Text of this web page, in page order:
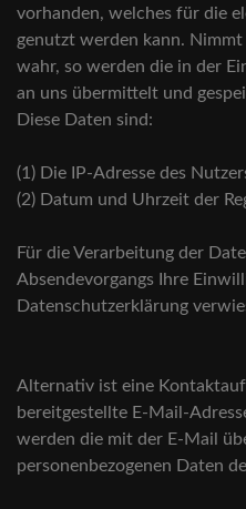
vorhanden, welches für die
genutzt werden kann.
wahr, so werden die in der
an uns übermittelt und
Diese Daten sind:
(1) Die IP-Adresse des
(2) Datum und Uhrzeit der
Für die Verarbeitung der
Absendevorgangs Ihre
Datenschutzerklärung
Alternativ ist eine
bereitgestellte E-Mail-
werden die mit der E-Mail
personenbezogenen Daten